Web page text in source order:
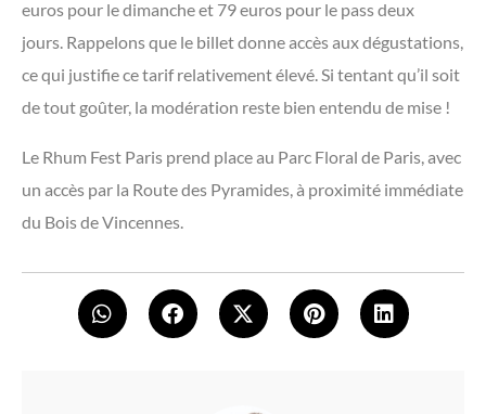
euros pour le dimanche et 79 euros pour le pass deux
jours. Rappelons que le billet donne accès aux dégustations,
ce qui justifie ce tarif relativement élevé. Si tentant qu’il soit
de tout goûter, la modération reste bien entendu de mise !
Le Rhum Fest Paris prend place au Parc Floral de Paris, avec
un accès par la Route des Pyramides, à proximité immédiate
du Bois de Vincennes.